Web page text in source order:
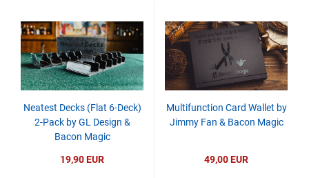
Neatest Decks (Flat 6-Deck)
2-Pack by GL Design &
Bacon Magic
19,90 EUR
Multifunction Card Wallet by
Jimmy Fan & Bacon Magic
49,00 EUR